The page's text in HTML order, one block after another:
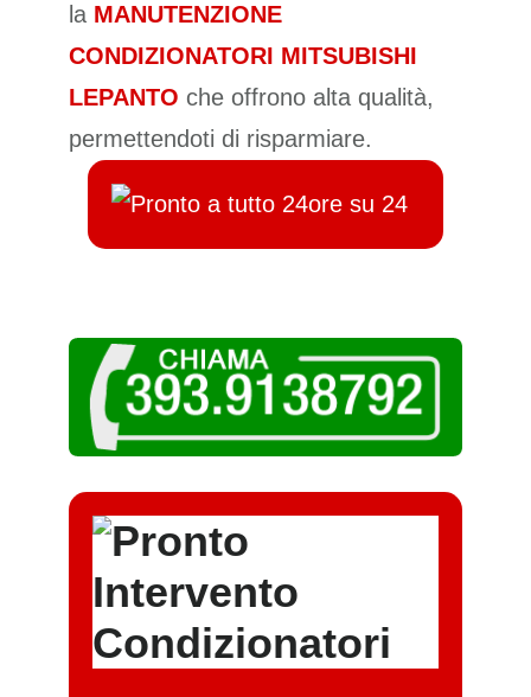
la MANUTENZIONE
CONDIZIONATORI MITSUBISHI
LEPANTO che offrono alta qualità,
permettendoti di risparmiare.